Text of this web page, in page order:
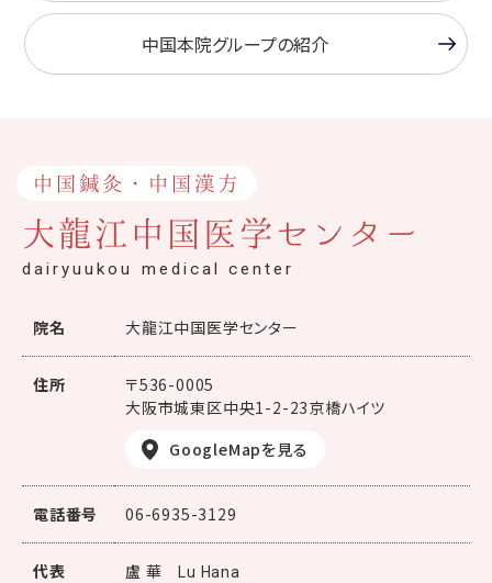
中国本院グループの紹介
中国鍼灸・中国漢方
大龍江中国医学センター
dairyuukou medical center
院名 大龍江中国医学センター
住所
〒536-0005
大阪市城東区中央1-2-23京橋ハイツ
GoogleMapを見る
電話番号 06-6935-3129
代表 盧 華 Lu Hana